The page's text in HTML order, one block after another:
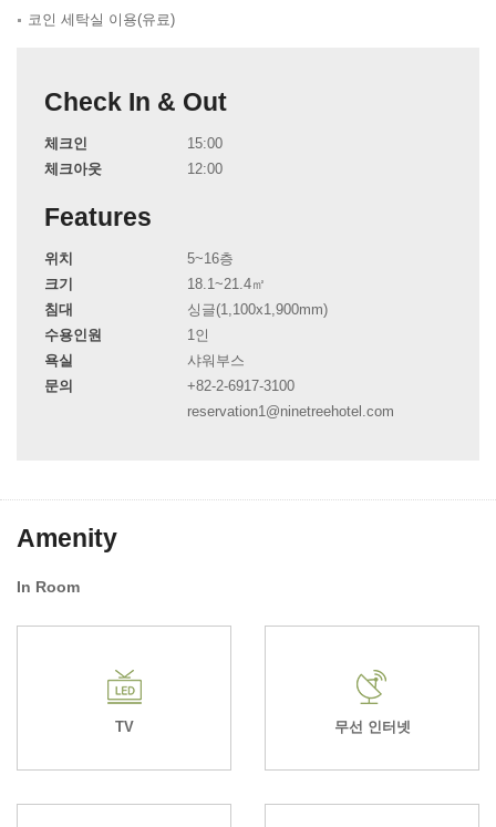
코인 세탁실 이용(유료)
Check In & Out
체크인
15:00
체크아웃
12:00
Features
위치
5~16층
크기
18.1~21.4㎡
침대
싱글(1,100x1,900mm)
수용인원
1인
욕실
샤워부스
문의
+82-2-6917-3100
reservation1@ninetreehotel.com
Amenity
In Room
TV 무선 인터넷